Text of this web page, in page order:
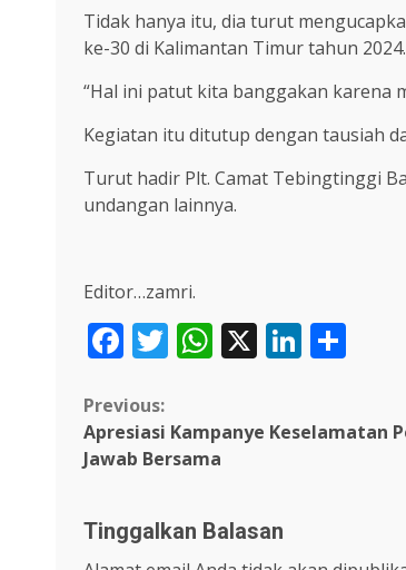
Tidak hanya itu, dia turut
ke-30 di Kalimantan Timur tahun 2024.
“Hal ini patut kita banggakan karena
Kegiatan itu ditutup dengan tausiah
Turut hadir Plt. Camat Tebingtinggi
undangan lainnya.
Editor…zamri.
Facebook
Twitter
WhatsApp
X
Continue
Reading
Previous:
Apresiasi Kampanye Keselamatan
Jawab Bersama
Tinggalkan Balasan